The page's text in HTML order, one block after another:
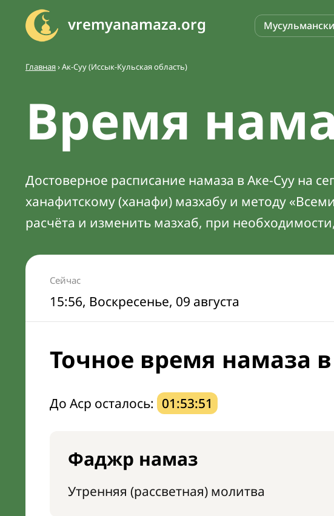
vremyanamaza.org
Главная›Ак-Суу (Иссык-Кульская область)
Время
Достоверное расписание намаза в Аке-Суу на
ханафитскому (ханафи) мазхабу и методу
расчёта и изменить мазхаб, при
Сейчас
15:56, Воскресенье, 09 августа
Точное время намаза
До Аср осталось: 01:53:50
Фаджр намаз
Утренняя (рассветная) молитва